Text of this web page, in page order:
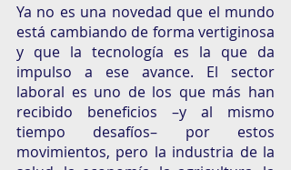
Ya no es una novedad que el mundo
está cambiando de forma vertiginosa
y que la tecnología es la que da
impulso a ese avance. El sector
laboral es uno de los que más han
recibido beneficios –y al mismo
tiempo desafíos– por estos
movimientos, pero la industria de la